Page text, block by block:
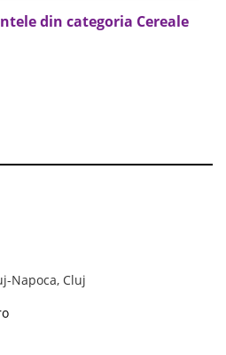
din categoria Cereale
Napoca, Cluj